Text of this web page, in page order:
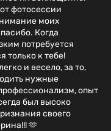
фотосессии
моих
Когда
потребуется
только к тебе!
и весело, за то,
нужные
опыт
был высоко
своего
🫶